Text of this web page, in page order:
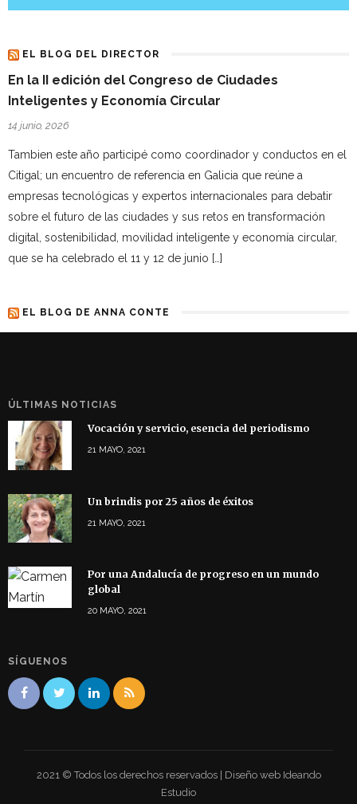
EL BLOG DEL DIRECTOR
En la II edición del Congreso de Ciudades
Inteligentes y Economía Circular
14 junio, 2026
Tambien este año participé como coordinador y conductos en el
Citigal; un encuentro de referencia en Galicia que reúne a
empresas tecnológicas y expertos internacionales para debatir
sobre el futuro de las ciudades y sus retos en transformación
digital, sostenibilidad, movilidad inteligente y economía circular,
que se ha celebrado el 11 y 12 de junio […]
EL BLOG DE ANNA CONTE
ÚLTIMAS NOTICIAS
Vocación y servicio, esencia del periodismo
21 MAYO, 2021
Un brindis por 25 años de éxitos
21 MAYO, 2021
Por una Andalucía de progreso en un mundo
global
20 MAYO, 2021
SÍGUENOS
2021 © Todos los derechos reservados | Diseño web Ideando
Estudio